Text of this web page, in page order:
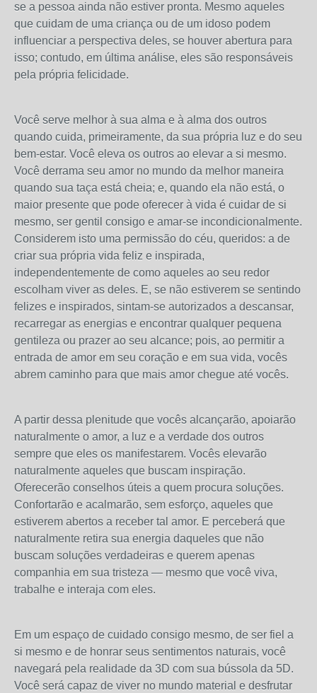
se a pessoa ainda não estiver pronta. Mesmo aqueles
que cuidam de uma criança ou de um idoso podem
influenciar a perspectiva deles, se houver abertura para
isso; contudo, em última análise, eles são responsáveis ​​
pela própria felicidade.
Você serve melhor à sua alma e à alma dos outros
quando cuida, primeiramente, da sua própria luz e do seu
bem-estar. Você eleva os outros ao elevar a si mesmo.
Você derrama seu amor no mundo da melhor maneira
quando sua taça está cheia; e, quando ela não está, o
maior presente que pode oferecer à vida é cuidar de si
mesmo, ser gentil consigo e amar-se incondicionalmente.
Considerem isto uma permissão do céu, queridos: a de
criar sua própria vida feliz e inspirada,
independentemente de como aqueles ao seu redor
escolham viver as deles. E, se não estiverem se sentindo
felizes e inspirados, sintam-se autorizados a descansar,
recarregar as energias e encontrar qualquer pequena
gentileza ou prazer ao seu alcance; pois, ao permitir a
entrada de amor em seu coração e em sua vida, vocês
abrem caminho para que mais amor chegue até vocês.
A partir dessa plenitude que vocês alcançarão, apoiarão
naturalmente o amor, a luz e a verdade dos outros
sempre que eles os manifestarem. Vocês elevarão
naturalmente aqueles que buscam inspiração.
Oferecerão conselhos úteis a quem procura soluções.
Confortarão e acalmarão, sem esforço, aqueles que
estiverem abertos a receber tal amor. E perceberá que
naturalmente retira sua energia daqueles que não
buscam soluções verdadeiras e querem apenas
companhia em sua tristeza — mesmo que você viva,
trabalhe e interaja com eles.
Em um espaço de cuidado consigo mesmo, de ser fiel a
si mesmo e de honrar seus sentimentos naturais, você
navegará pela realidade da 3D com sua bússola da 5D.
Você será capaz de viver no mundo material e desfrutar